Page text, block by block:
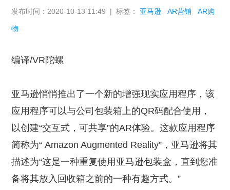
发布时间：2020-10-13 11:49 | 标签： 亚马逊 AR营销 AR购
物
编译/VR陀螺
亚马逊悄悄推出了一个新的增强现实应用程序，该
应用程序可以与公司包装箱上的QR码配合使用，
以创建“交互式，可共享”的AR体验。这款应用程序
简称为“ Amazon Augmented Reality”，亚马逊将其
描述为“这是一种重复使用亚马逊包装盒，直到您准
备将其放入回收箱之前的一种有趣方式。”